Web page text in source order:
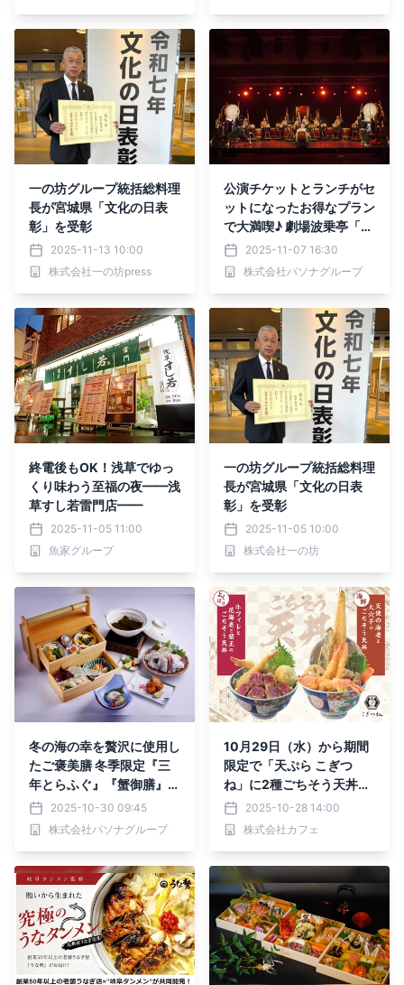
一の坊グループ統括総料理
長が宮城県「文化の日表
彰」を受彰
2025-11-13 10:00
株式会社一の坊press
公演チケットとランチがセ
ットになったお得なプラン
で大満喫♪ 劇場波乗亭「鼓
淡」×淡路島西海岸コラボ
プラン11月23日より開始
2025-11-07 16:30
株式会社パソナグループ
終電後もOK！浅草でゆっ
くり味わう至福の夜━━浅
草すし若雷門店━━
2025-11-05 11:00
魚家グループ
一の坊グループ統括総料理
長が宮城県「文化の日表
彰」を受彰
2025-11-05 10:00
株式会社一の坊
冬の海の幸を贅沢に使用し
たご褒美膳 冬季限定『三
年とらふぐ』『蟹御膳』11
月1日より提供開始【兵
庫・淡路島 青の舎】
2025-10-30 09:45
株式会社パソナグループ
10月29日（水）から期間
限定で「天ぷら こぎつ
ね」に2種ごちそう天丼が
登場2025-10-28 14:00
株式会社カフェ